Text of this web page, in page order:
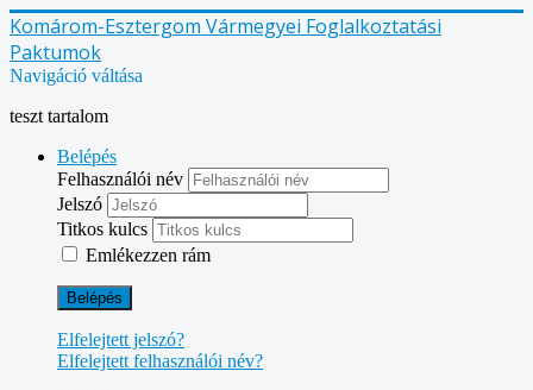
Komárom-Esztergom Vármegyei Foglalkoztatási
Paktumok
Navigáció váltása
teszt tartalom
Belépés
Felhasználói név
Jelszó
Titkos kulcs
Emlékezzen rám
Belépés
Elfelejtett jelszó?
Elfelejtett felhasználói név?